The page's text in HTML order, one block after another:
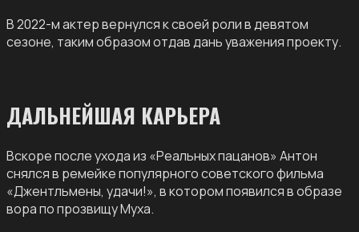
В 2022-м актер вернулся к своей роли в девятом
сезоне, таким образом отдав дань уважения проекту.
ДАЛЬНЕЙШАЯ КАРЬЕРА
Вскоре после ухода из «Реальных пацанов» Антон
снялся в ремейке популярного советского фильма
«Джентльмены, удачи!», в котором появился в образе
вора по прозвищу Муха.